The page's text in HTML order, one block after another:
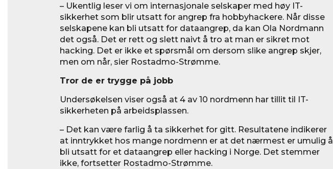
– Ukentlig leser vi om internasjonale selskaper med høy IT-
sikkerhet som blir utsatt for angrep fra hobbyhackere. Når disse
selskapene kan bli utsatt for dataangrep, da kan Ola Nordmann
det også. Det er rett og slett naivt å tro at man er sikret mot
hacking. Det er ikke et spørsmål om dersom slike angrep skjer,
men om når, sier Rostadmo-Strømme.
Tror de er trygge på jobb
Undersøkelsen viser også at 4 av 10 nordmenn har tillit til IT-
sikkerheten på arbeidsplassen.
– Det kan være farlig å ta sikkerhet for gitt. Resultatene indikerer
at inntrykket hos mange nordmenn er at det nærmest er umulig å
bli utsatt for et dataangrep eller hacking i Norge. Det stemmer
ikke, fortsetter Rostadmo-Strømme.